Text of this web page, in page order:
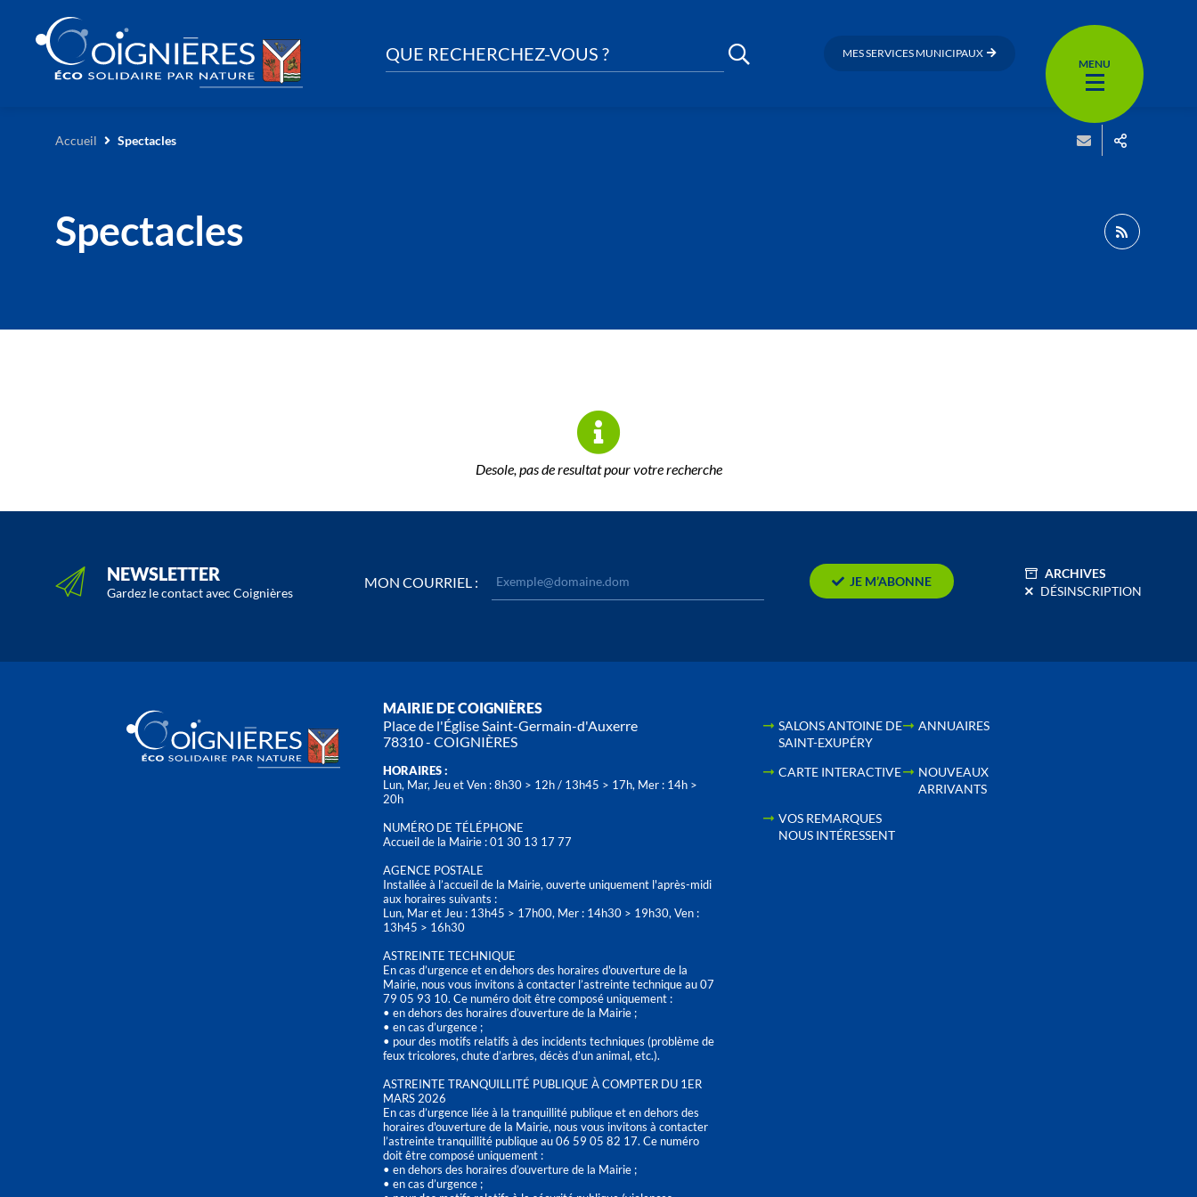
QUE RECHERCHEZ-VOUS ? MES SERVICES MUNICIPAUX
MENU
Accueil Spectacles
Spectacles
Desole, pas de resultat pour votre recherche
NEWSLETTER
Gardez le contact avec Coignières
MON COURRIEL : JE M’ABONNE
ARCHIVES
DÉSINSCRIPTION
MAIRIE DE COIGNIÈRES
Place de l'Église Saint-Germain-d'Auxerre
78310 - COIGNIÈRES
HORAIRES :
Lun, Mar, Jeu et Ven : 8h30 > 12h / 13h45 > 17h, Mer : 14h >
20h
NUMÉRO DE TÉLÉPHONE
Accueil de la Mairie : 01 30 13 17 77
AGENCE POSTALE
Installée à l’accueil de la Mairie, ouverte uniquement l'après-midi
aux horaires suivants :
Lun, Mar et Jeu : 13h45 > 17h00, Mer : 14h30 > 19h30, Ven :
13h45 > 16h30
ASTREINTE TECHNIQUE
En cas d’urgence et en dehors des horaires d'ouverture de la
Mairie, nous vous invitons à contacter l’astreinte technique au 07
79 05 93 10. Ce numéro doit être composé uniquement :
• en dehors des horaires d’ouverture de la Mairie ;
• en cas d’urgence ;
• pour des motifs relatifs à des incidents techniques (problème de
feux tricolores, chute d’arbres, décès d’un animal, etc.).
ASTREINTE TRANQUILLITÉ PUBLIQUE À COMPTER DU 1ER
MARS 2026
En cas d’urgence liée à la tranquillité publique et en dehors des
horaires d'ouverture de la Mairie, nous vous invitons à contacter
l’astreinte tranquillité publique au 06 59 05 82 17. Ce numéro
doit être composé uniquement :
• en dehors des horaires d’ouverture de la Mairie ;
• en cas d’urgence ;
SALONS ANTOINE DE
SAINT-EXUPÉRY
ANNUAIRES
CARTE INTERACTIVE
NOUVEAUX
ARRIVANTS
VOS REMARQUES
NOUS INTÉRESSENT